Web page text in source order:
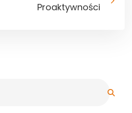
Proaktywności